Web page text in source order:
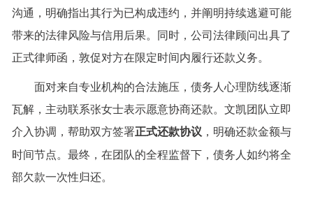
沟通，明确指出其行为已构成违约，并阐明持续逃避可能
带来的法律风险与信用后果。同时，公司法律顾问出具了
正式律师函，敦促对方在限定时间内履行还款义务。
面对来自专业机构的合法施压，债务人心理防线逐渐
瓦解，主动联系张女士表示愿意协商还款。文凯团队立即
介入协调，帮助双方签署正式还款协议 ，明确还款金额与
时间节点。最终，在团队的全程监督下，债务人如约将全
部欠款一次性归还。